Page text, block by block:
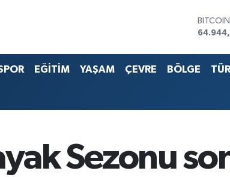
DOLAR
STERLİN
EĞİTİM YAŞAM ÇEVRE BÖLGE
Sezonu